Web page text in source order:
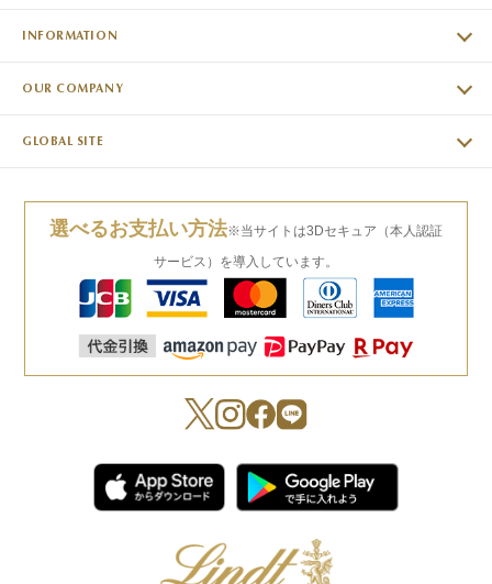
INFORMATION
OUR COMPANY
GLOBAL SITE
選べるお支払い方法※当サイトは3Dセキュア（本人認証
サービス）を導入しています。